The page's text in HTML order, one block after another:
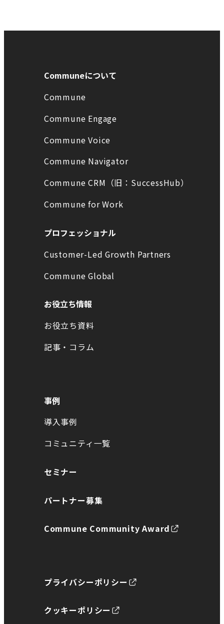
Communeについて
Commune
Commune Engage
Commune Voice
Commune Navigator
Commune CRM（旧：SuccessHub）
Commune for Work
プロフェッショナル
Customer-Led Growth Partners
Commune Global
お役立ち情報
お役立ち資料
記事・コラム
事例
導入事例
コミュニティ一覧
セミナー
パートナー募集
Commune Community Award
プライバシーポリシー
クッキーポリシー